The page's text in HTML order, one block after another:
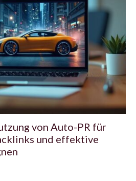
von Auto-PR für
und effektive